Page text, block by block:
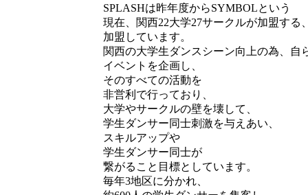
SPLASHは昨年度からSYMBOLという
現在、関西22大学27サークルが加盟する
加盟しています。
関西の大学生ダンスシーン向上の為、自
イベントを企画し、
そのすべての活動を
非営利で行っており、
大学やサークルの壁を壊して、
学生ダンサー同士刺激を与えあい、
スキルアップや
学生ダンサー同士が
繋がること目標としています。
毎年3地区に分かれ、